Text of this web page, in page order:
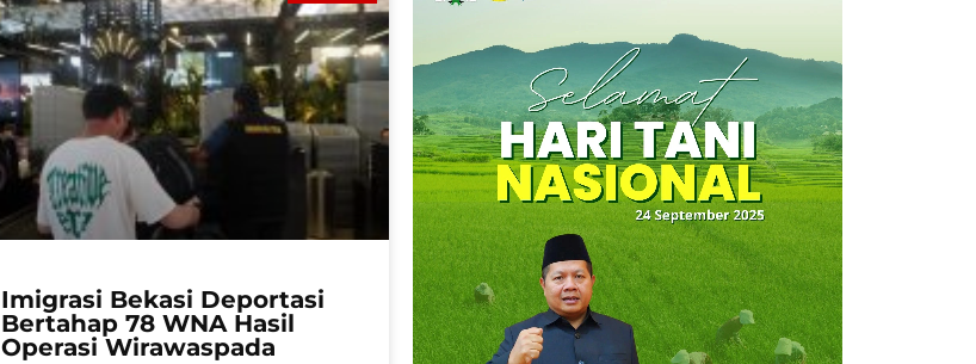
Imigrasi Bekasi Deportasi
Bertahap 78 WNA Hasil
Operasi Wirawaspada